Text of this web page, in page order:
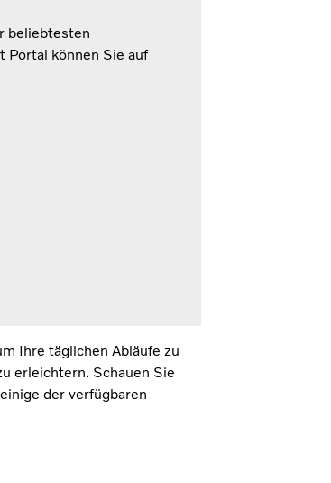
beliebtesten
Portal können Sie auf
Ihre täglichen Abläufe zu
erleichtern. Schauen Sie
der verfügbaren